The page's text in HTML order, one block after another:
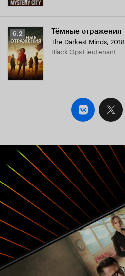
Рейтинг
Кинопоиска
6.2
6.2 Тёмные отражения
The Darkest Minds, 2018
Black Ops Lieutenant